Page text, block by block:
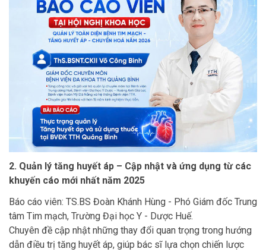
2. Quản lý tăng huyết áp – Cập nhật và ứng dụng từ các
khuyến cáo mới nhất năm 2025
Báo cáo viên: TS.BS Đoàn Khánh Hùng - Phó Giám đốc Trung
tâm Tim mạch, Trường Đại học Y - Dược Huế.
Chuyên đề cập nhật những thay đổi quan trọng trong hướng
dẫn điều trị tăng huyết áp, giúp bác sĩ lựa chọn chiến lược